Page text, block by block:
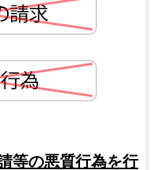
等の悪質行為を行